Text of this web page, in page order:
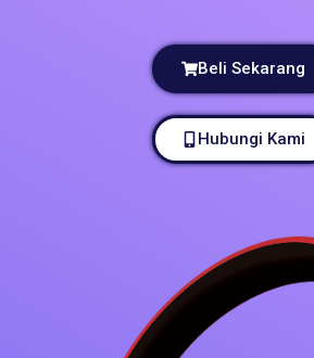
Beli Sekarang
Hubungi Kami